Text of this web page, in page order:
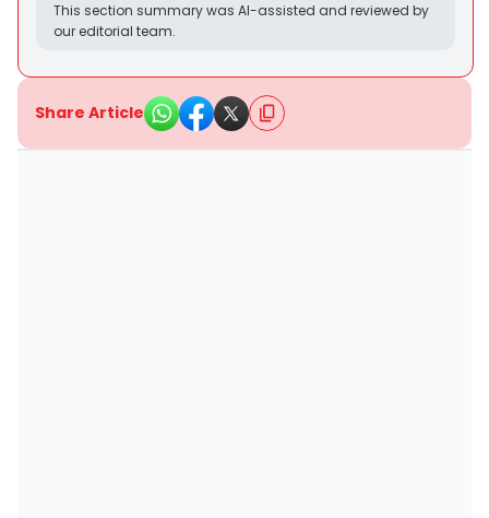
This section summary was AI-assisted and reviewed by
our editorial team.
Share Article